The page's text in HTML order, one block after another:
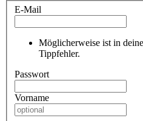
E-Mail
Möglicherweise ist in
Tippfehler.
Passwort
Vorname